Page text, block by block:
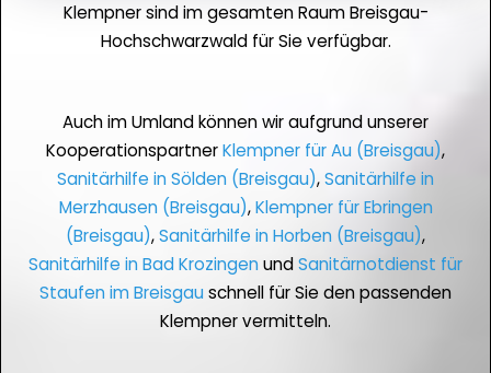
Klempner sind im gesamten Raum Breisgau-
Hochschwarzwald für Sie verfügbar.
Auch im Umland können wir aufgrund unserer
KooperationspartnerKlempner für Au (Breisgau),
Sanitärhilfe in Sölden (Breisgau),Sanitärhilfe in
Merzhausen (Breisgau),Klempner für Ebringen
(Breisgau),Sanitärhilfe in Horben (Breisgau),
Sanitärhilfe in Bad KrozingenundSanitärnotdienst für
Staufen im Breisgauschnell für Sie den passenden
Klempner vermitteln.